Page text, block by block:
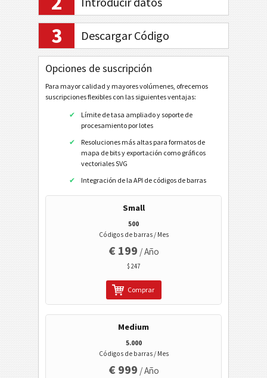
Royal Mail 4-State
Royal Mail Mailmark 4-State
Royal Mail Mailmark 2D
USPS PostNet 5
USPS PostNet 9
USPS IM Package
UPU S10
GS1 DataBar
EAN / UPC
Códigos 2D
Códigos GS1 2D
Banca electrónica / SEPA
Mobile Tagging
Códigos de sanidad
3 Descargar Código
Opciones de suscripción
Para mayor calidad y mayores volúmenes, ofrecemos
suscripciones flexibles con las siguientes ventajas:
Límite de tasa ampliado y soporte de
procesamiento por lotes
Resoluciones más altas para formatos de
mapa de bits y exportación como gráficos
vectoriales SVG
Integración de la API de códigos de barras
Small
500
Códigos de barras / Mes
€ 199 / Año
$ 247
Comprar
Medium
5.000
Códigos de barras / Mes
€ 999 / Año